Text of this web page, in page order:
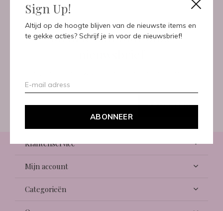
Sign Up!
Altijd op de hoogte blijven van de nieuwste items en
te gekke acties? Schrijf je in voor de nieuwsbrief!
ABONNEER
Meld je aan voor onze
ABONNEER
Klantenservice
Mijn account
Categorieën